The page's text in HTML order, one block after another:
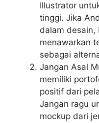
Illustrator
tinggi. Jika
dalam desain,
menawarkan
sebagai
Jangan Asal
memiliki
positif dari
Jangan ragu
mockup dari